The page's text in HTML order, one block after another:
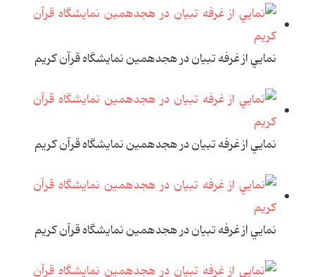
نمايي از غرفه تبيان در هجدهمين نمايشگاه قرآن کريم
نمايي از غرفه تبيان در هجدهمين نمايشگاه قرآن کريم
نمايي از غرفه تبيان در هجدهمين نمايشگاه قرآن کريم